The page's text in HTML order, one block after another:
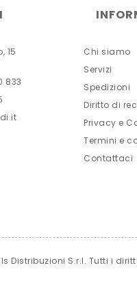
15
833
Chi siamo
Servizi
Spedizioni
Diritto di
Privacy e
Termini e
Contattaci
Distribuzioni S.r.l. Tutti i